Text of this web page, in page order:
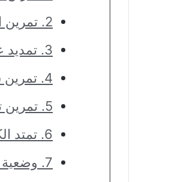
2. تمرين التمدد الرباعي الدائم
3. تمديد عضلات الورك
4. تمرين شد الكتف البسيط
5. تمرين تمديد الكتف عبر الجسم
6. تمتد الكمثرى – تمدد الحمام
7. وضعية الطفل